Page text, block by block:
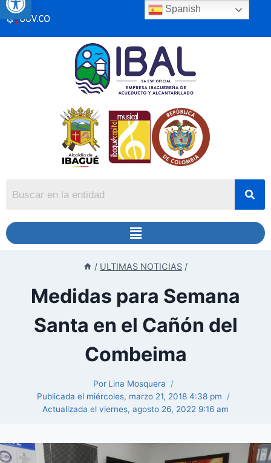
/ ULTIMAS NOTICIAS /
Medidas para Semana
Santa en el Cañón del
Combeima
Por Lina Mosquera
Publicada el miércoles, marzo 21, 2018 4:38 pm
Actualizada el viernes, agosto 26, 2022 9:16 am
Spanish